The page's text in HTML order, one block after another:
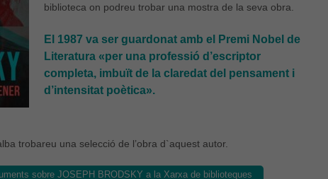
biblioteca on podreu trobar una mostra de la seva obra.
El 1987 va ser guardonat amb el Premi Nobel de
Literatura «per una professió d’escriptor
completa, imbuït de la claredat del pensament i
d’intensitat poètica».
trobareu una selecció de l’obra d`aquest autor.
sobre JOSEPH BRODSKY a la Xarxa de biblioteques